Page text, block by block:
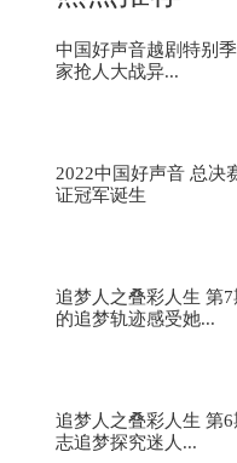
刘惜君唐汉霄《逝去
张远姚晓棠《有生之
中国好声音越剧特别
家抢人大战异...
2022中国好声音 总决
证冠军诞生
追梦人之叠彩人生 第
的追梦轨迹感受她...
追梦人之叠彩人生 第
志追梦探究迷人...